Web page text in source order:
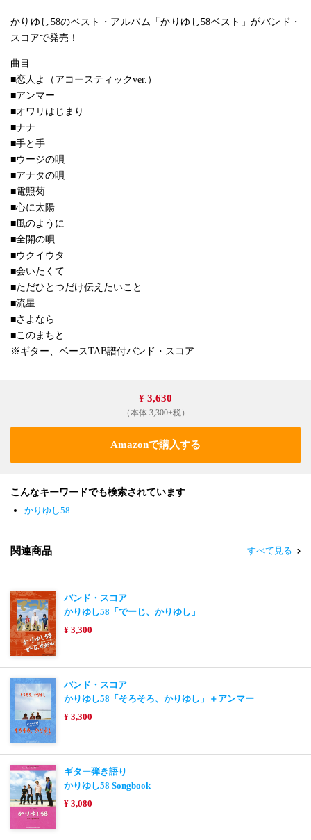
かりゆし58のベスト・アルバム「かりゆし58ベスト」がバンド・
スコアで発売！
曲目
■恋人よ（アコースティックver.）
■アンマー
■オワリはじまり
■ナナ
■手と手
■ウージの唄
■アナタの唄
■電照菊
■心に太陽
■風のように
■全開の唄
■ウクイウタ
■会いたくて
■ただひとつだけ伝えたいこと
■流星
■さよなら
■このまちと
※ギター、ベースTAB譜付バンド・スコア
¥ 3,630
（本体 3,300+税）
Amazonで購入する
こんなキーワードでも検索されています
かりゆし58
関連商品 すべて見る
バンド・スコア
かりゆし58「でーじ、かりゆし」
¥ 3,300
バンド・スコア
かりゆし58「そろそろ、かりゆし」＋アンマー
¥ 3,300
ギター弾き語り
かりゆし58 Songbook
¥ 3,080